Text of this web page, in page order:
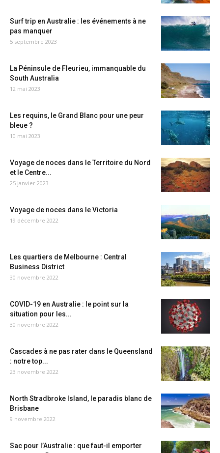
Surf trip en Australie : les événements à ne
pas manquer
5 septembre 2023
La Péninsule de Fleurieu, immanquable du
South Australia
12 mai 2023
Les requins, le Grand Blanc pour une peur
bleue ?
10 mai 2023
Voyage de noces dans le Territoire du Nord
et le Centre...
25 janvier 2023
Voyage de noces dans le Victoria
19 décembre 2022
Les quartiers de Melbourne : Central
Business District
30 novembre 2022
COVID-19 en Australie : le point sur la
situation pour les...
30 novembre 2022
Cascades à ne pas rater dans le Queensland
: notre top...
23 novembre 2022
North Stradbroke Island, le paradis blanc de
Brisbane
9 novembre 2022
Sac pour l’Australie : que faut-il emporter